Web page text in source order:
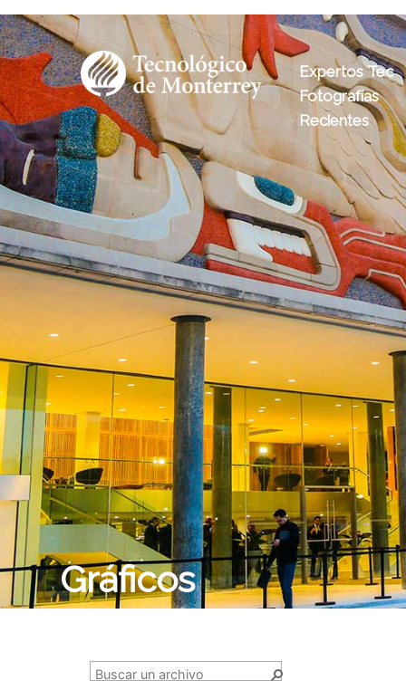
Expertos Tec
Fotografías
Recientes
Gráficos